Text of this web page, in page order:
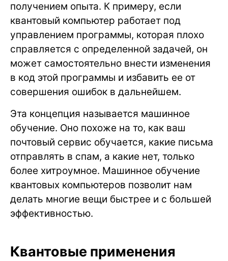
получением опыта. К примеру, если
квантовый компьютер работает под
управлением программы, которая плохо
справляется с определенной задачей, он
может самостоятельно внести изменения
в код этой программы и избавить ее от
совершения ошибок в дальнейшем.
Эта концепция называется машинное
обучение. Оно похоже на то, как ваш
почтовый сервис обучается, какие письма
отправлять в спам, а какие нет, только
более хитроумное. Машинное обучение
квантовых компьютеров позволит нам
делать многие вещи быстрее и с большей
эффективностью.
Квантовые применения